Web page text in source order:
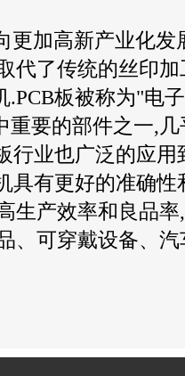
加高新产业化发
代了传统的丝印
.PCB板被称为"电
重要的部件之一,
行业也广泛的应
具有更好的准确
生产效率和良品
、可穿戴设备、